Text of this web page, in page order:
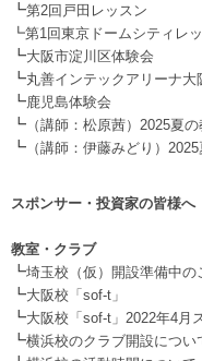
┗第2回戸田レッスン
┗第1回東京ドームシティレ
┗大阪市淀川区体験会
┗丸善インテックアリーナ
┗鹿児島体験会
┗ （講師：松原茜）2025夏の
┗ （講師：伊藤みどり）
スポンサー・投資家の皆様へ
教室・クラブ
┗埼玉校（仮）開設準備中の
┗大阪校「sof-t」
┗大阪校「sof-t」2022年4月
┗横浜校のクラブ開設につい